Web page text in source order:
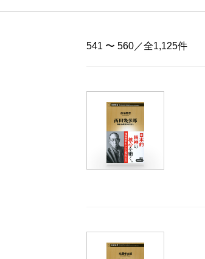
541 〜 560／全1,125件